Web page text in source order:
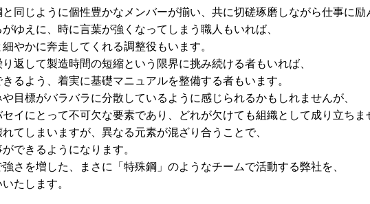
同じように個性豊かなメンバーが揃い、共に切磋琢磨しながら仕事に励
ゆえに、時に言葉が強くなってしまう職人もいれば、
やかに奔走してくれる調整役もいます。
返して製造時間の短縮という限界に挑み続ける者もいれば、
るよう、着実に基礎マニュアルを整備する者もいます。
目標がバラバラに分散しているように感じられるかもしれませんが、
イにとって不可欠な要素であり、どれが欠けても組織として成り立ちま
てしまいますが、異なる元素が混ざり合うことで、
できるようになります。
さを増した、まさに「特殊鋼」のようなチームで活動する弊社を、
たします。